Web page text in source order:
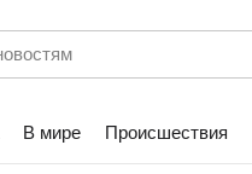
В мире Происшествия